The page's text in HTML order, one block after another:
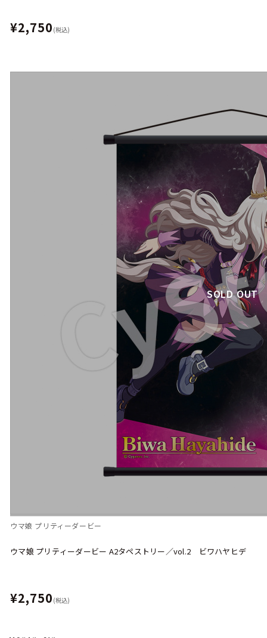
¥2,750 (税込)
SOLD OUT
ウマ娘 プリティーダービー
ウマ娘 プリティーダービー A2タペストリー／vol.2 ビワハヤヒデ
¥2,750 (税込)